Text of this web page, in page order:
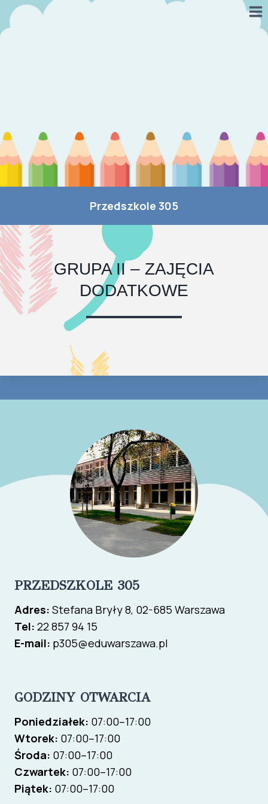
Przeskocz
do
Przedszkole 305
GRUPA II – ZAJĘCIA
DODATKOWE
PRZEDSZKOLE 305
Adres: Stefana Bryły 8, 02-685 Warszawa
Tel: 22 857 94 15
E-mail: p305@eduwarszawa.pl
GODZINY OTWARCIA
Poniedziałek: 07:00–17:00
Wtorek: 07:00–17:00
Środa: 07:00–17:00
Czwartek: 07:00–17:00
Piątek: 07:00–17:00